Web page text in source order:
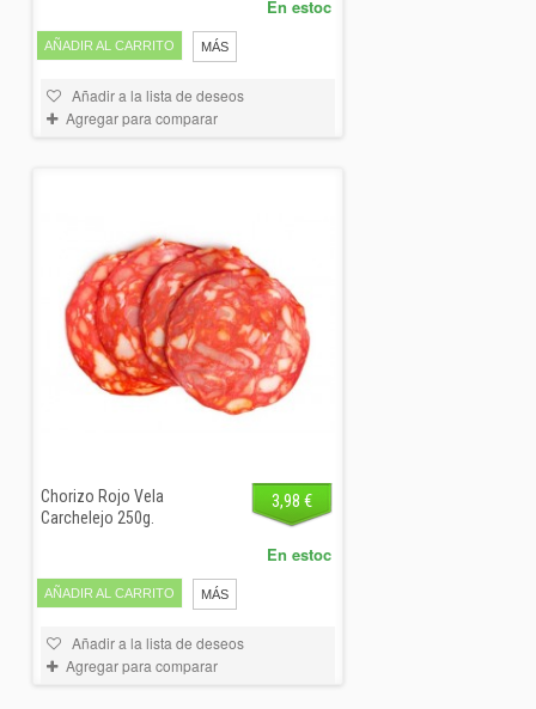
AÑADIR AL CARRITO MÁS
En estoc
Añadir a la lista de deseos
Agregar para comparar
Chorizo Rojo Vela
Carchelejo 250g.
3,98 €
AÑADIR AL CARRITO MÁS
En estoc
Añadir a la lista de deseos
Agregar para comparar